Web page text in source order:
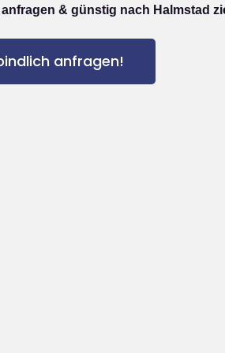
& günstig nach Halmstad
anfragen!